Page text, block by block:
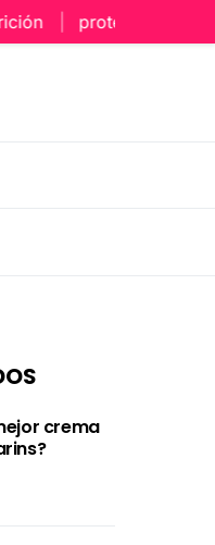
protección capilar
crema